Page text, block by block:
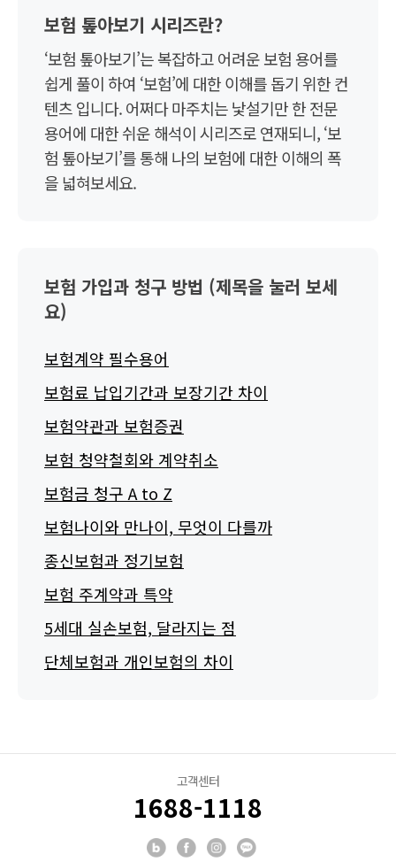
보험 톺아보기 시리즈란?
‘보험 톺아보기’는 복잡하고 어려운 보험 용어를
쉽게 풀이 하여 ‘보험’에 대한 이해를 돕기 위한 컨
텐츠 입니다. 어쩌다 마주치는 낯설기만 한 전문
용어에 대한 쉬운 해석이 시리즈로 연재되니, ‘보
험 톺아보기’를 통해 나의 보험에 대한 이해의 폭
을 넓혀보세요.
보험 가입과 청구 방법 (제목을 눌러 보세
요)
보험계약 필수용어
보험료 납입기간과 보장기간 차이
보험약관과 보험증권
보험 청약철회와 계약취소
보험금 청구 A to Z
보험나이와 만나이, 무엇이 다를까
종신보험과 정기보험
보험 주계약과 특약
5세대 실손보험, 달라지는 점
단체보험과 개인보험의 차이
고객센터
1688-1118